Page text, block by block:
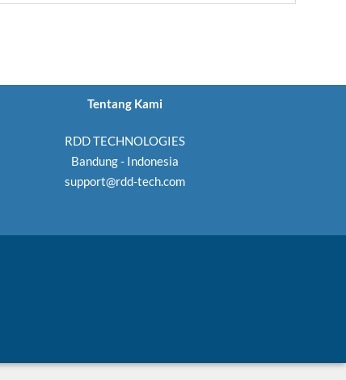
Tentang Kami
RDD TECHNOLOGIES
Bandung - Indonesia
support@rdd-tech.com